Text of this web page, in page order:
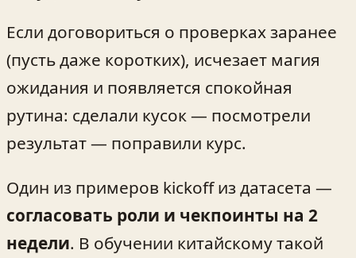
Если договориться о проверках заранее
(пусть даже коротких), исчезает магия
ожидания и появляется спокойная
рутина: сделали кусок — посмотрели
результат — поправили курс.
Один из примеров kickoff из датасета —
согласовать роли и чекпоинты на 2
недели. В обучении китайскому такой